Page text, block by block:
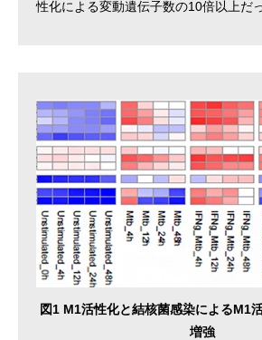
性化による変動遺伝子数の10倍以上だ
図1 M1活性化と結核菌感染によるM1
増強